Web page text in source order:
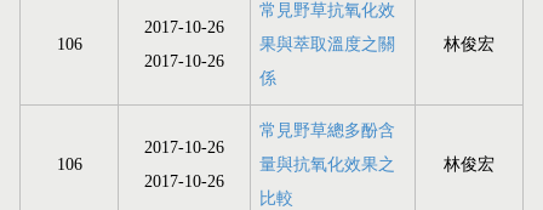
106
2017-10-26
2017-10-26
常見野草抗氧化效
果與萃取溫度之關
係
林俊宏
106
2017-10-26
2017-10-26
常見野草總多酚含
量與抗氧化效果之
比較
林俊宏